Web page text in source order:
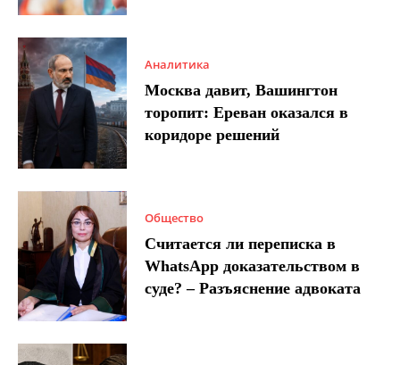
Аналитика
Москва давит, Вашингтон
торопит: Ереван оказался в
коридоре решений
Общество
Считается ли переписка в
WhatsApp доказательством в
суде? – Разъяснение адвоката